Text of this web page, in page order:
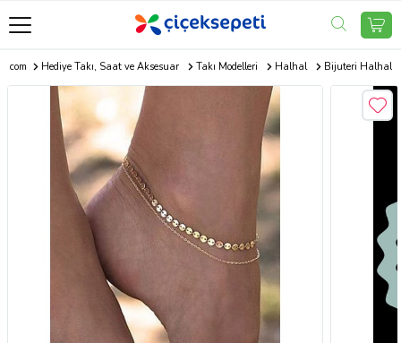
Hediye Takı, Saat ve Aksesuar Takı Modelleri Halhal Bijuteri Halhal